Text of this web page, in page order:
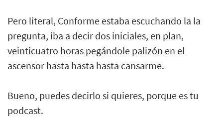
Pero literal, Conforme estaba escuchando la la
pregunta, iba a decir dos iniciales, en plan,
veinticuatro horas pegándole palizón en el
ascensor hasta hasta hasta cansarme.
Bueno, puedes decirlo si quieres, porque es tu
podcast.